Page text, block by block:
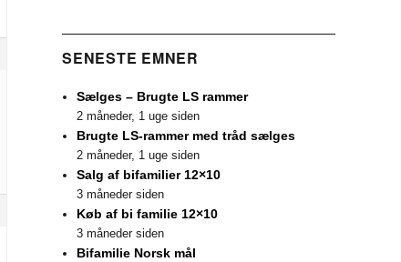
SENESTE EMNER
Sælges – Brugte LS rammer
2 måneder, 1 uge siden
Brugte LS-rammer med tråd sælges
2 måneder, 1 uge siden
Salg af bifamilier 12×10
3 måneder siden
Køb af bi familie 12×10
3 måneder siden
Bifamilie Norsk mål